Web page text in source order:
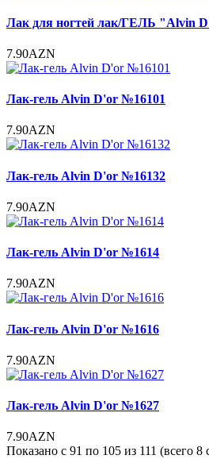
Лак для ногтей лак/ГЕЛЬ "Alvin
7.90AZN
Лак-гель Alvin D'or №16101
7.90AZN
Лак-гель Alvin D'or №16132
7.90AZN
Лак-гель Alvin D'or №1614
7.90AZN
Лак-гель Alvin D'or №1616
7.90AZN
Лак-гель Alvin D'or №1627
7.90AZN
Показано с 91 по 105 из 111 (всего 8